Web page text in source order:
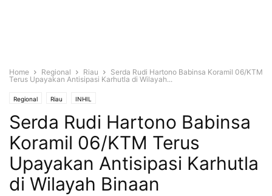
Home Regional Riau
Serda Rudi Hartono Babinsa Koramil 06/KTM
Terus Upayakan Antisipasi Karhutla di Wilayah...
Regional Riau INHIL
Serda Rudi Hartono Babinsa
Koramil 06/KTM Terus
Upayakan Antisipasi Karhutla
di Wilayah Binaan